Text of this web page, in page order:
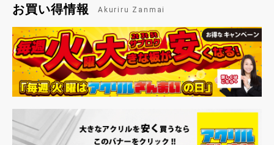
お買い得情報 Akuriru Zanmai